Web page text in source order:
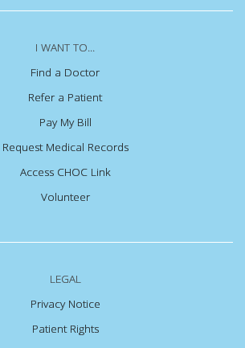
I WANT TO...
Find a Doctor
Refer a Patient
Pay My Bill
Request Medical Records
Access CHOC Link
Volunteer
LEGAL
Privacy Notice
Patient Rights